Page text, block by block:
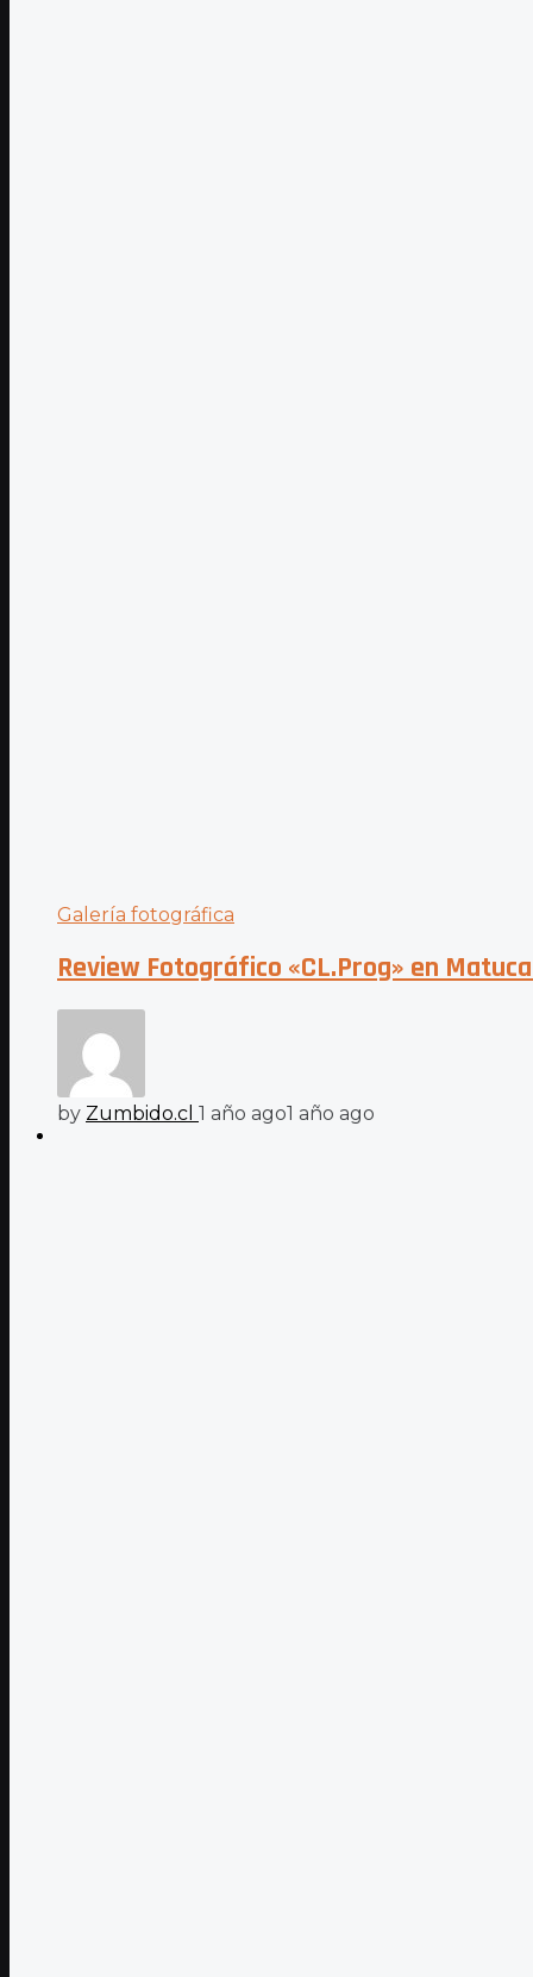
Galería fotográfica
Review Fotográfico «CL.Prog» en
by Zumbido.cl 1 año ago1 año ago